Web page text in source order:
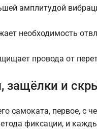
амплитудой
необходимость
провода от
защёлки и
самоката, первое, с
фиксации, и